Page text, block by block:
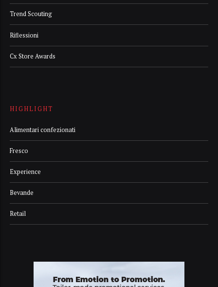
Trend Scouting
Riflessioni
Cx Store Awards
HIGHLIGHT
Alimentari confezionati
Fresco
Experience
Bevande
Retail